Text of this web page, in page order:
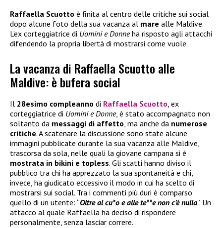
Raffaella Scuotto è finita al centro delle critiche sui social
dopo alcune foto della sua vacanza al mare alle Maldive.
L’ex corteggiatrice di Uomini e Donneha risposto agli attacchi
difendendo la propria libertà di mostrarsi come vuole.
La vacanza di Raffaella Scuotto alle
Maldive: è bufera social
Il 28esimo compleanno di Raffaella Scuotto, ex
corteggiatrice di Uomini e Donne, è stato accompagnato non
soltanto da messaggi di affetto, ma anche da numerose
critiche. A scatenare la discussione sono state alcune
immagini pubblicate durante la sua vacanza alle Maldive,
trascorsa da sola, nelle quali la giovane campana si è
mostrata in bikini e topless. Gli scatti hanno diviso il
pubblico tra chi ha apprezzato la sua spontaneità e chi,
invece, ha giudicato eccessivo il modo in cui ha scelto di
mostrarsi sui social. Tra i commenti più duri è comparso
quello di un utente: “Oltre al cu*o e alle te**e non c’è nulla”. Un
attacco al quale Raffaella ha deciso di rispondere
personalmente, senza lasciar correre.